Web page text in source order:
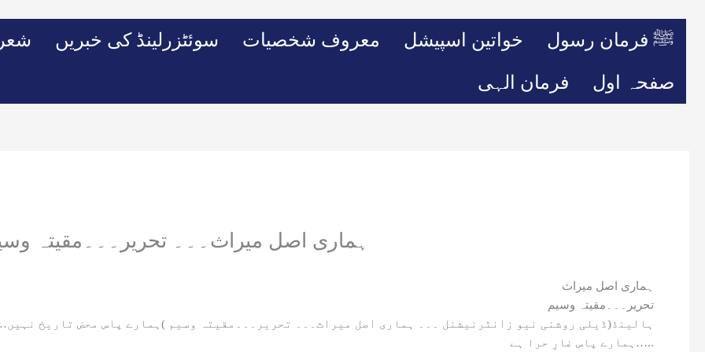
سوئٹزرلینڈ کی خبریں معروف شخصیات خواتین اسپیشل ﷺ فرمان رسول
فرمان الہی صفحہ اول
ہماری اصل میراث۔۔۔ تحریر۔۔۔مقیتہ
ہماری اصل میراث
تحریر۔۔۔مقیتہ وسیم
ہالینڈ(ڈیلی روشنی نیو زانٹرنیشنل ۔۔۔ ہماری اصل میراث۔۔۔ تحریر۔۔۔مقیتہ وسیم )ہمارے پاس محض تاریخ
ہمارے پاس غارِ حرا ہے…..